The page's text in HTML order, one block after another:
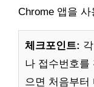
Chrome 앱을 사
체크포인트:
나 접수번호를
으면 처음부터